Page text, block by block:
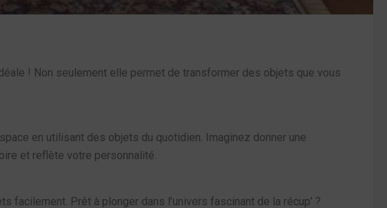
! Non seulement elle permet de transformer des objets que vous
en utilisant des objets du quotidien. Imaginez donner une
et reflète votre personnalité.
facilement. Prêt à plonger dans l’univers fascinant de la récup’ ?